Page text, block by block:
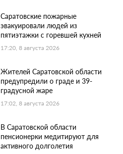
Саратовские пожарные
эвакуировали людей из
пятиэтажки с горевшей кухней
17:20, 8 августа 2026
Жителей Саратовской области
предупредили о граде и 39-
градусной жаре
17:02, 8 августа 2026
В Саратовской области
пенсионерки медитируют для
активного долголетия